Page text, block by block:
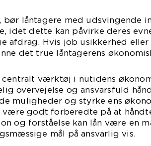
bør låntagere med udsvingende
idet dette kan påvirke deres
afdrag. Hvis job usikkerhed
det true låntagerens
centralt værktøj i nutidens
overvejelse og ansvarsfuld
muligheder og styrke ens
være godt forberedte på at
og forståelse kan lån være en
mål på ansvarlig vis.